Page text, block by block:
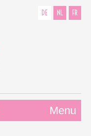
DE NL FR
Menu